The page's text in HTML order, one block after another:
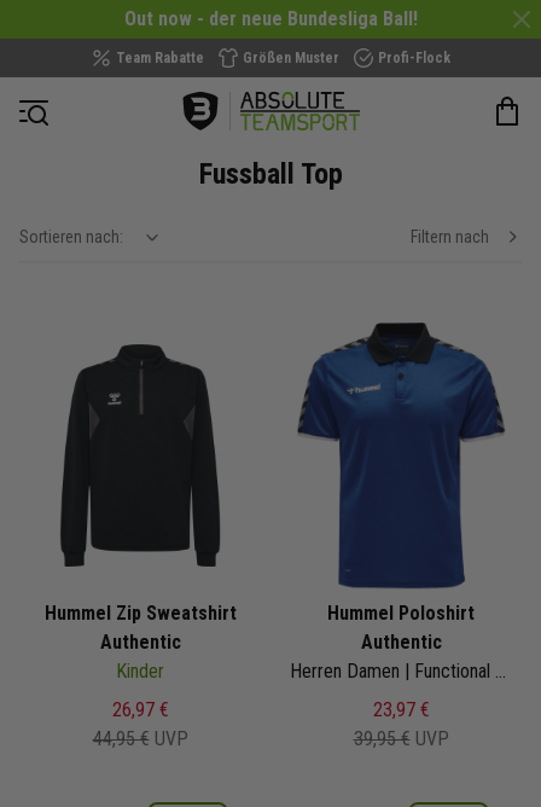
Out now - der neue Bundesliga Ball!
Team Rabatte Größen Muster Profi-Flock
Navigation öffnen
Fussball Top
Sortieren nach: show filteroptions Filtern nach
Hummel Zip Sweatshirt
Authentic
Kinder
26,97 €
44,95 € UVP
Hummel Poloshirt
Authentic
23,97 €
39,95 € UVP